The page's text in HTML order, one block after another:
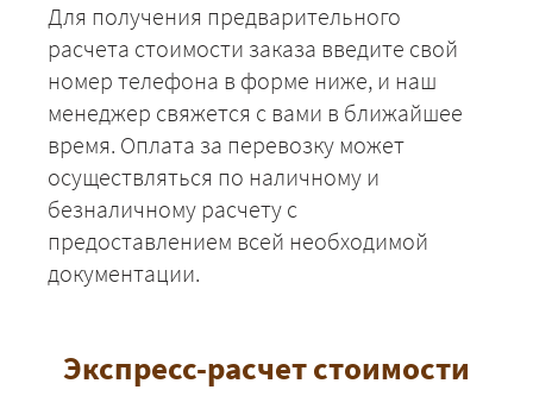
Для получения предварительного
расчета стоимости заказа введите свой
номер телефона в форме ниже, и наш
менеджер свяжется с вами в ближайшее
время. Оплата за перевозку может
осуществляться по наличному и
безналичному расчету с
предоставлением всей необходимой
документации.
Экспресс-расчет стоимости